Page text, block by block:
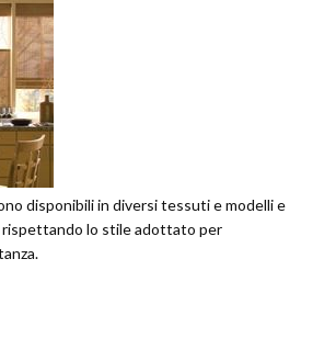
disponibili in diversi tessuti e modelli e
lo stile adottato per